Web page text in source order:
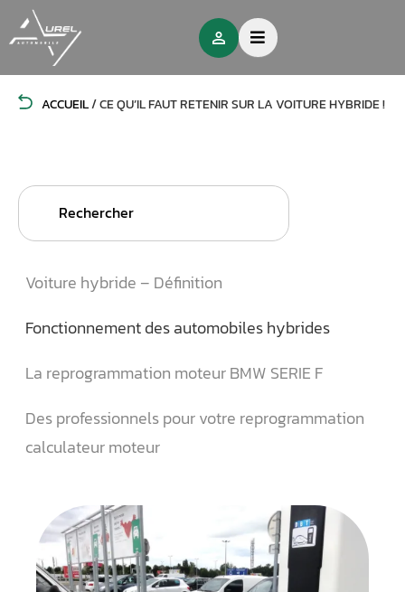
ACCUEIL/CE QU’IL FAUT RETENIR SUR LA VOITURE HYBRIDE !
Search
Voiture hybride – Définition
Fonctionnement des automobiles hybrides
La reprogrammation moteur BMW SERIE F
Des professionnels pour votre reprogrammation
calculateur moteur